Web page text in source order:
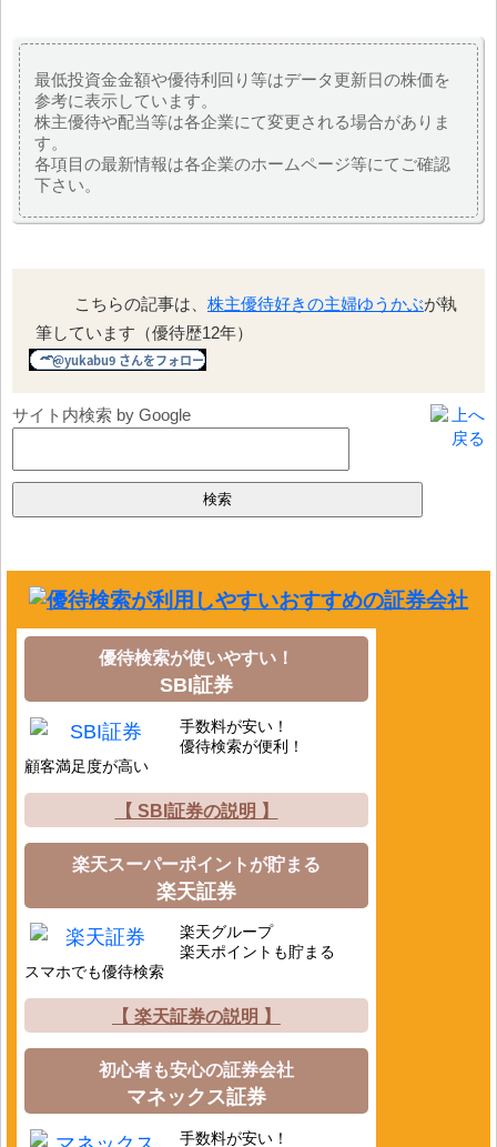
最低投資金金額や優待利回り等はデータ更新日の株価を
参考に表示しています。
株主優待や配当等は各企業にて変更される場合がありま
す。
各項目の最新情報は各企業のホームページ等にてご確認
下さい。
こちらの記事は、 株主優待好きの主婦ゆうかぶが執
筆しています（優待歴12年）
サイト内検索 by Google
優待検索が使いやすい！
SBI証券
手数料が安い！
優待検索が便利！
顧客満足度が高い
【 SBI証券の説明 】
楽天スーパーポイントが貯まる
楽天証券
楽天グループ
楽天ポイントも貯まる
スマホでも優待検索
【 楽天証券の説明 】
初心者も安心の証券会社
マネックス証券
手数料が安い！